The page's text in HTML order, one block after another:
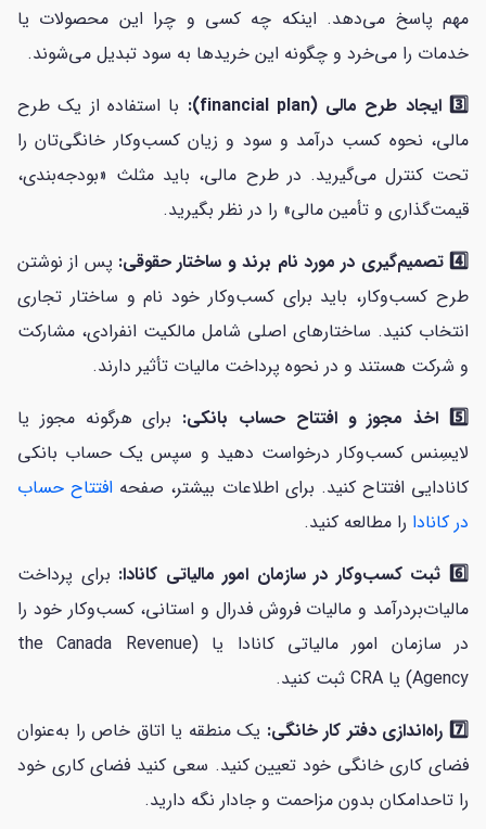
مهم پاسخ می‌دهد. اینکه چه کسی و چرا این محصولات یا
خدمات را می‌خرد و چگونه این خریدها به سود تبدیل می‌شوند.
3️⃣ ایجاد طرح مالی (financial plan):
با استفاده از یک طرح
مالی، نحوه کسب درآمد و سود و زیان کسب‌وکار خانگی‌تان را
تحت کنترل می‌گیرید. در طرح مالی، باید مثلث «بودجه‌بندی،
قیمت‌گذاری و تأمین مالی» را در نظر بگیرید.
4️⃣ تصمیم‌گیری در مورد نام برند و ساختار حقوقی:
پس از نوشتن
طرح کسب‌وکار، باید برای کسب‌وکار خود نام و ساختار تجاری
انتخاب کنید. ساختارهای اصلی شامل مالکیت انفرادی، مشارکت
و شرکت هستند و در نحوه پرداخت مالیات تأثیر دارند.
5️⃣ اخذ مجوز و افتتاح حساب بانکی:
برای هرگونه مجوز یا
لایسِنس کسب‌وکار درخواست دهید و سپس یک حساب بانکی
کانادایی افتتاح کنید. برای اطلاعات بیشتر، صفحه افتتاح حساب
در کانادا را مطالعه کنید.
6️⃣ ثبت کسب‌وکار در سازمان امور مالیاتی کانادا:
برای پرداخت
مالیات‌بردرآمد و مالیات فروش فدرال و استانی، کسب‌وکار خود را
در سازمان امور مالیاتی کانادا یا (the Canada Revenue
Agency) یا CRA ثبت کنید.
7️⃣ راه‌اندازی دفتر کار خانگی:
یک منطقه یا اتاق خاص را به‌عنوان
فضای کاری خانگی خود تعیین کنید. سعی کنید فضای کاری خود
را تاحدامکان بدون مزاحمت و جادار نگه دارید.